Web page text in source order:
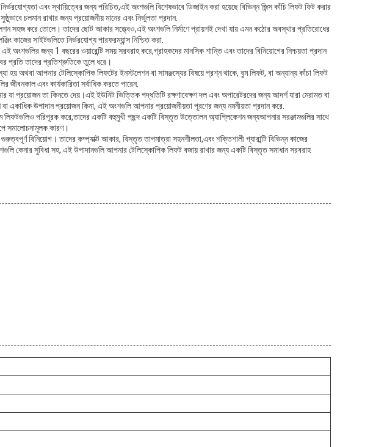
এবং স্থায়িত্বের জন্য পরিচিত,এই অংশগুলি বিশেষভাবে ডিজাইন করা হয়েছে বিভিন্ন জিন্স কাঁচি লিফট ফিট করার
চলমান রাখার জন্য প্রয়োজনীয় মানের এবং নির্ভুলতা প্রদান.
সহজ করে তোলে। তাদের ছোট আকার সত্ত্বেও,এই অংশগুলি নির্মাণে প্রায়শই দেখা যায় এমন কঠোর অবস্থার প্রতিরোধের
কাজের সাইটগুলিতে নির্ভরযোগ্য পারফরম্যান্স নিশ্চিত করা.
অংশগুলির জন্য 1 বছরের ওয়ারেন্টি সময় সরবরাহ করে,গ্রাহকদের মানসিক শান্তি এবং তাদের বিনিয়োগের নিশ্চয়তা প্রদান
প্রতি তাদের প্রতিশ্রুতিকে তুলে ধরে।
অথবা আপনার টেলিস্কোপিক লিফটের ইনস্টলেশন বা সামঞ্জস্যের বিষয়ে প্রশ্ন থাকে, বুম লিফট, বা অন্যান্য কাঁচা লিফট
এবং কার্যকারিতা সর্বাধিক করতে পারেন.
প্রয়োজন তা কিনতে দেয়।এই ইউনিট ভিত্তিক পদ্ধতিটি রক্ষণাবেক্ষণ দল এবং অপারেটরদের জন্য আদর্শ যারা মেরামত বা
একাধিক উপাদান প্রয়োজন কিনা, এই অংশগুলি আপনার প্রয়োজনীয়তা পূরণের জন্য নমনীয়তা প্রদান করে.
লিফটগুলিও পরিপূরক করে,তাদের একটি বহুমুখী পছন্দ একটি বিস্তৃত উত্তোলন অ্যাপ্লিকেশন জন্যআপনার সরঞ্জামগুলির সাথে
সমালোচনামূলক কারণ।
বিনিয়োগ। তাদের কম্প্যাক্ট আকার, বিস্তৃত তাপমাত্রা সহনশীলতা,এবং শক্তিশালী গ্যারান্টি বিভিন্ন কাজের
কেনার সুবিধা সহ, এই উপাদানগুলি আপনার টেলিস্কোপিক লিফট বজায় রাখার জন্য একটি বিস্তৃত সমাধান সরবরাহ